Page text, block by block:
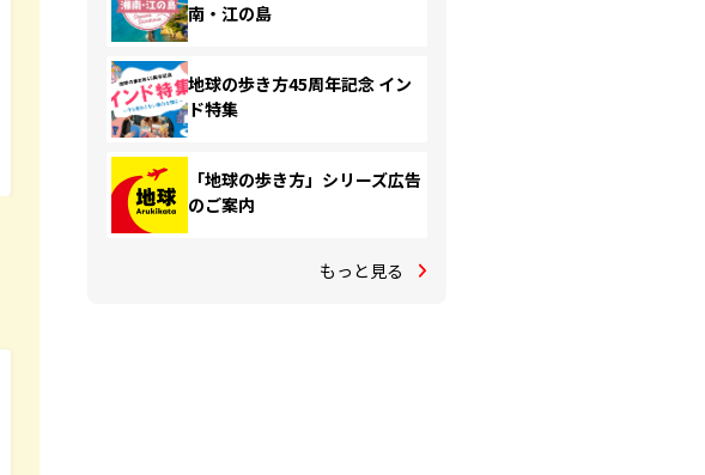
南・江の島
地球の歩き方45周年記念 イン
ド特集
「地球の歩き方」シリーズ広告
のご案内
もっと見る